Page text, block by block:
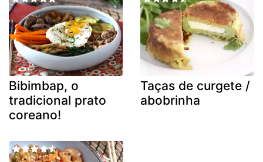
Bibimbap, o
tradicional prato
coreano!
Taças de curgete /
abobrinha